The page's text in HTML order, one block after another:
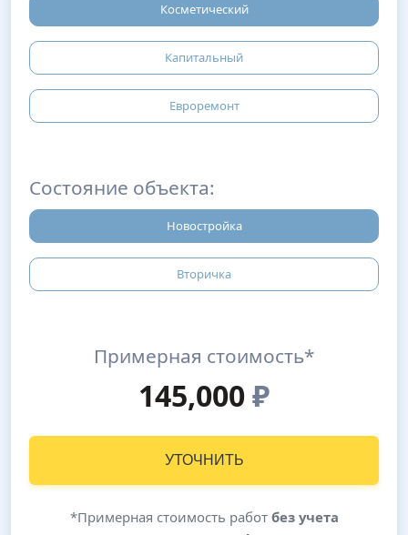
Косметический
Капитальный
Евроремонт
Состояние объекта:
Новостройка
Вторичка
Примерная стоимость*
145,000₽
УТОЧНИТЬ
*Примерная стоимость работ без учета